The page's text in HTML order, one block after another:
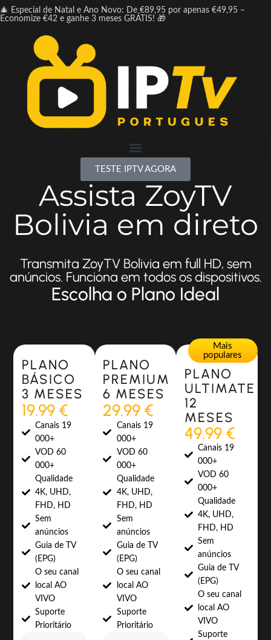
🎄 Especial de Natal e Ano Novo: De €89,95 por apenas €49,95 –
Economize €42 e ganhe 3 meses GRÁTIS! 🎁
TESTE IPTV AGORA
Assista ZoyTV
Bolivia em direto
Transmita ZoyTV Bolivia em full HD, sem
anúncios. Funciona em todos os dispositivos.
Escolha o Plano Ideal
Most Popular
PLANO
BÁSICO
3 MESES
19.99 €
Canais 19
000+
VOD 60
000+
Qualidade
4K, UHD,
FHD, HD
Sem
anúncios
Guia de TV
(EPG)
O seu canal
local AO
VIVO
Suporte
Prioritário
Most Popular
PLANO
PREMIUM
6 MESES
29.99 €
Canais 19
000+
VOD 60
000+
Qualidade
4K, UHD,
FHD, HD
Sem
anúncios
Guia de TV
(EPG)
O seu canal
local AO
VIVO
Suporte
Prioritário
Mais
populares
PLANO
ULTIMATE
12
MESES
49.99 €
Canais 19
000+
VOD 60
000+
Qualidade
4K, UHD,
FHD, HD
Sem
anúncios
Guia de TV
(EPG)
O seu canal
local AO
VIVO
Suporte